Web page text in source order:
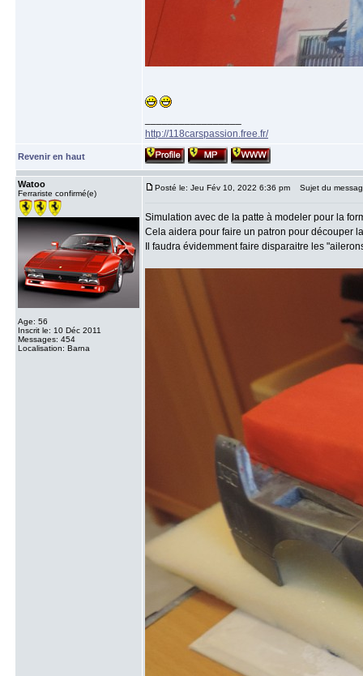
http://118carspassion.free.fr/
Revenir en haut
Watoo
Ferrariste confirmé(e)
Age: 56
Inscrit le: 10 Déc 2011
Messages: 454
Localisation: Barna
Posté le: Jeu Fév 10, 2022 6:36 pm Sujet du
Simulation avec de la patte à modeler pour la
Cela aidera pour faire un patron pour découper
Il faudra évidemment faire disparaitre les